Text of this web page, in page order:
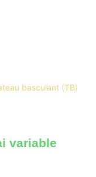
basculant (TB)
variable